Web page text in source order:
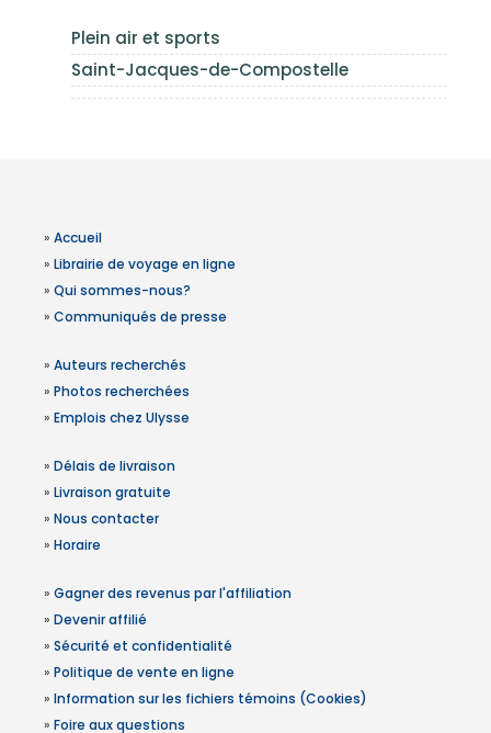
Plein air et sports
Saint-Jacques-de-Compostelle
» Accueil
» Librairie de voyage en ligne
» Qui sommes-nous?
» Communiqués de presse
» Auteurs recherchés
» Photos recherchées
» Emplois chez Ulysse
» Délais de livraison
» Livraison gratuite
» Nous contacter
» Horaire
» Gagner des revenus par l'affiliation
» Devenir affilié
» Sécurité et confidentialité
» Politique de vente en ligne
» Information sur les fichiers témoins (Cookies)
» Foire aux questions